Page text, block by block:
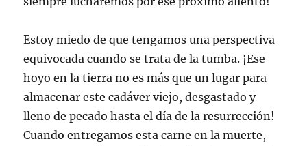
Estoy miedo de que tengamos una perspectiva
equivocada cuando se trata de la tumba. ¡Ese
hoyo en la tierra no es más que un lugar para
almacenar este cadáver viejo, desgastado y
lleno de pecado hasta el día de la resurrección!
Cuando entregamos esta carne en la muerte,